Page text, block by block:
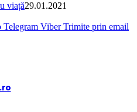
viață29.01.2021
Telegram Viber Trimite prin email